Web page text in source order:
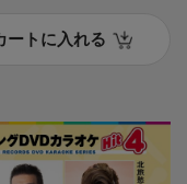
ートに入れる